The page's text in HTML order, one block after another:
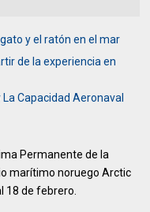
y el ratón en el mar
de la experiencia en
Capacidad Aeronaval
Permanente de la
marítimo noruego Arctic
18 de febrero.